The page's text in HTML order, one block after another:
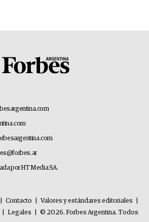
por HT Media SA.
Contacto Valores y estándares editoriales
Legales
© 2026. Forbes Argentina. Todos